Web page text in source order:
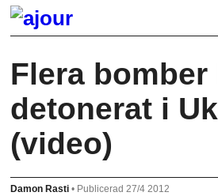
Flera bomber
detonerat i
(video)
Damon Rasti • Publicerad 27/4 2012